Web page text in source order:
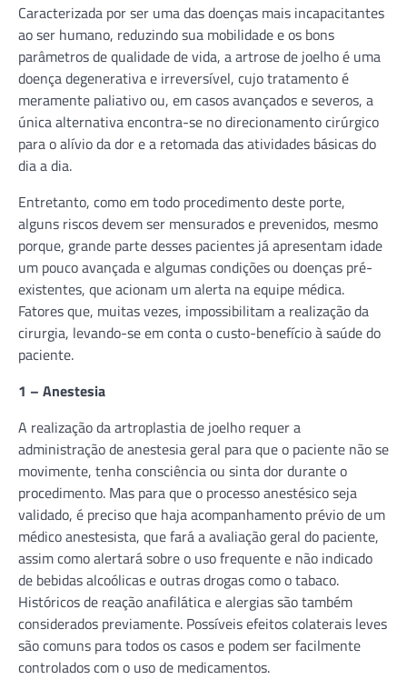
Caracterizada por ser uma das doenças mais incapacitantes
ao ser humano, reduzindo sua mobilidade e os bons
parâmetros de qualidade de vida, a artrose de joelho é uma
doença degenerativa e irreversível, cujo tratamento é
meramente paliativo ou, em casos avançados e severos, a
única alternativa encontra-se no direcionamento cirúrgico
para o alívio da dor e a retomada das atividades básicas do
dia a dia.
Entretanto, como em todo procedimento deste porte,
alguns riscos devem ser mensurados e prevenidos, mesmo
porque, grande parte desses pacientes já apresentam idade
um pouco avançada e algumas condições ou doenças pré-
existentes, que acionam um alerta na equipe médica.
Fatores que, muitas vezes, impossibilitam a realização da
cirurgia, levando-se em conta o custo-benefício à saúde do
paciente.
1 – Anestesia
A realização da artroplastia de joelho requer a
administração de anestesia geral para que o paciente não se
movimente, tenha consciência ou sinta dor durante o
procedimento. Mas para que o processo anestésico seja
validado, é preciso que haja acompanhamento prévio de um
médico anestesista, que fará a avaliação geral do paciente,
assim como alertará sobre o uso frequente e não indicado
de bebidas alcoólicas e outras drogas como o tabaco.
Históricos de reação anafilática e alergias são também
considerados previamente. Possíveis efeitos colaterais leves
são comuns para todos os casos e podem ser facilmente
controlados com o uso de medicamentos.